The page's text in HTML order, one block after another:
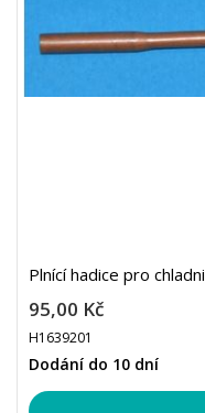
Plnící hadice pro
95,00 Kč
H1639201
Dodání do 10 dní